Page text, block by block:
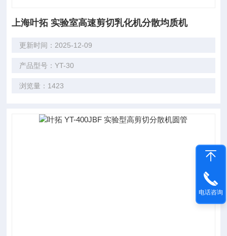
上海叶拓 实验室高速剪切乳化机分散均质机
更新时间：2025-12-09
产品型号：YT-30
浏览量：1423
电话咨询